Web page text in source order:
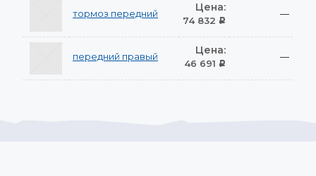
тормоз передний Цена:
74 832 Р
—
передний правый Цена:
46 691 Р
—